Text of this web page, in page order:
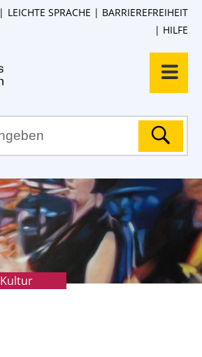
LEICHTE SPRACHE
BARRIEREFREIHEIT
HILFE
Kultur